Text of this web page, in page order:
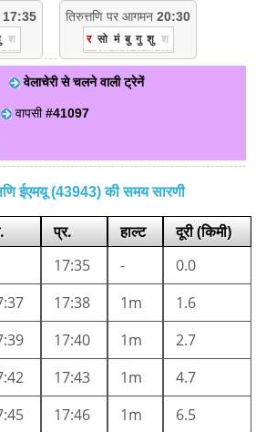
17:35
श
तिरुत्तणि पर आगमन 20:30
र सो मं बु गु शु श
वेलाचेरी से चलने वाली ट्रेनें
वापसी#41097
ईएमयू (43943) की समय सारणी
प्र. हाल्ट
दूरी (किमी)
17:35 -
0.0
17:38 1m
1.6
17:40 1m
2.7
17:43 1m
4.7
17:46 1m
6.5